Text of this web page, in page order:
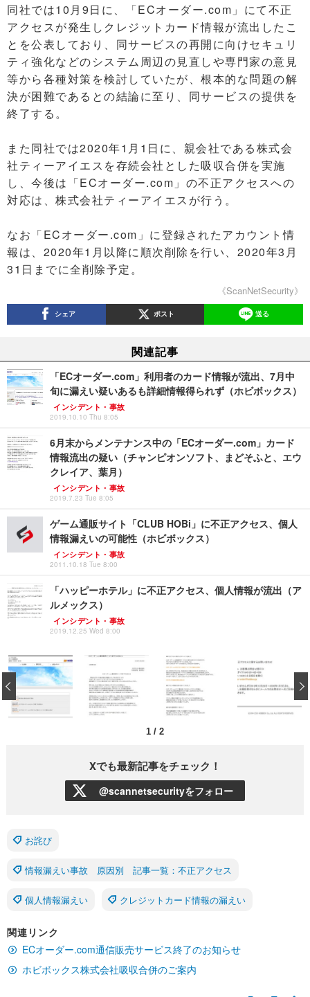
同社では10月9日に、「ECオーダー.com」にて不正
アクセスが発生しクレジットカード情報が流出したこ
とを公表しており、同サービスの再開に向けセキュリ
ティ強化などのシステム周辺の見直しや専門家の意見
等から各種対策を検討していたが、根本的な問題の解
決が困難であるとの結論に至り、同サービスの提供を
終了する。
また同社では2020年1月1日に、親会社である株式会
社ティーアイエスを存続会社とした吸収合併を実施
し、今後は「ECオーダー.com」の不正アクセスへの
対応は、株式会社ティーアイエスが行う。
なお「ECオーダー.com」に登録されたアカウント情
報は、2020年1月以降に順次削除を行い、2020年3月
31日までに全削除予定。
《ScanNetSecurity》
シェア ポスト 送る
関連記事
「ECオーダー.com」利用者のカード情報が流出、7月中
旬に漏えい疑いあるも詳細情報得られず（ホビボックス）
インシデント・事故
2019.10.10 Thu 8:05
6月末からメンテナンス中の「ECオーダー.com」カード
情報流出の疑い（チャンピオンソフト、まどそふと、エウ
クレイア、葉月）
インシデント・事故
2019.7.23 Tue 8:05
ゲーム通販サイト「CLUB HOBi」に不正アクセス、個人
情報漏えいの可能性（ホビボックス）
インシデント・事故
2011.10.18 Tue 8:00
「ハッピーホテル」に不正アクセス、個人情報が流出（ア
ルメックス）
インシデント・事故
2019.12.25 Wed 8:00
1 / 2
‹
Xでも最新記事をチェック！
@scannetsecurityをフォロー
お詫び
情報漏えい事故 原因別 記事一覧：不正アクセス
個人情報漏えい クレジットカード情報の漏えい
関連リンク
ECオーダー.com通信販売サービス終了のお知らせ
ホビボックス株式会社吸収合併のご案内